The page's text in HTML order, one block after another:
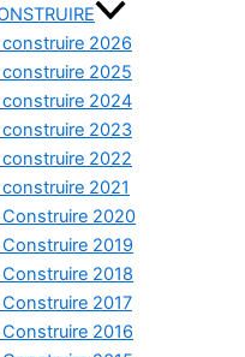
2026
2025
2024
2023
2022
2021
2020
2019
2018
2017
2016